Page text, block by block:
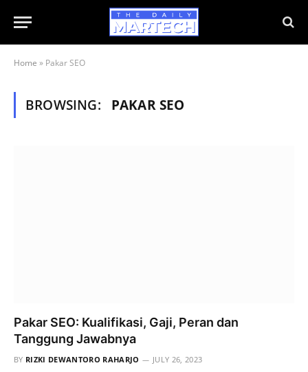
Home » Pakar SEO
BROWSING: PAKAR SEO
Pakar SEO: Kualifikasi, Gaji, Peran dan
Tanggung Jawabnya
BY RIZKI DEWANTORO RAHARJO JULY 26, 2023